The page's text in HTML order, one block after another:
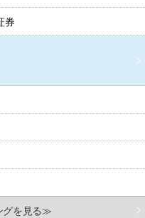
券
グを見る≫